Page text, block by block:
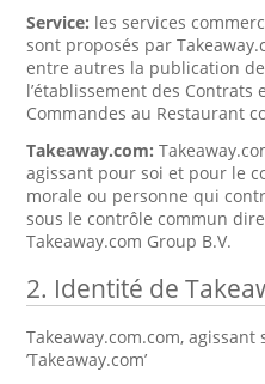
Service: les services
sont proposés par
entre autres la publication
l’établissement des Contrats
Commandes au Restaurant
Takeaway.com:
agissant pour soi et pour le
morale ou personne qui
sous le contrôle commun
Takeaway.com Group B.V.
2. Identité de
Takeaway.com.com,
’Takeaway.com’